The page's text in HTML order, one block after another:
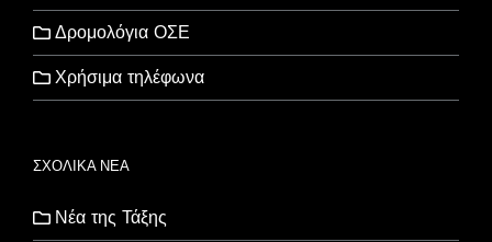
Δρομολόγια ΟΣΕ
Χρήσιμα τηλέφωνα
ΣΧΟΛΙΚΑ ΝΕΑ
Νέα της Τάξης